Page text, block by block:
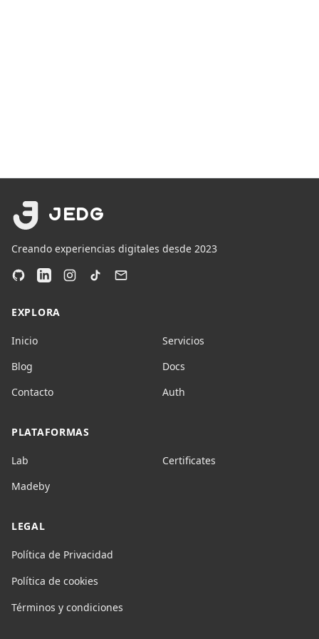
JEDG
Creando experiencias digitales desde 2023
EXPLORA
Inicio
Servicios
Blog
Docs
Contacto
Auth
PLATAFORMAS
Lab
Certificates
Madeby
LEGAL
Política de Privacidad
Política de cookies
Términos y condiciones